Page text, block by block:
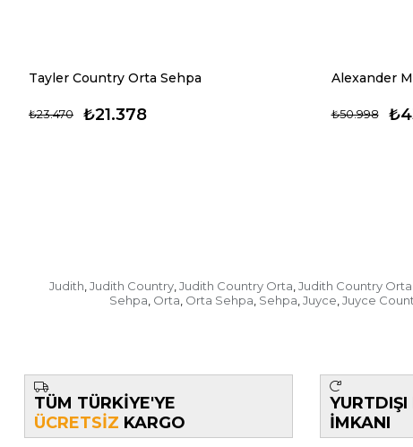
Tayler Country Orta Sehpa
₺21.378
₺23.470
Alexander
₺50.998
Judith Judith Country Judith Country Orta Judith Country
Sehpa Orta Orta Sehpa Sehpa Juyce Juyce
TÜM TÜRKİYE'YE
ÜCRETSİZ KARGO
YURTDIŞI
İMKANI